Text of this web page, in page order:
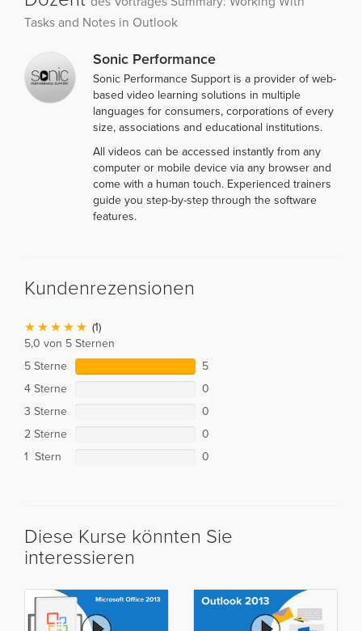
Tasks and Notes in Outlook
Sonic Performance
Sonic Performance Support is a provider of web-
based video learning solutions in multiple
languages for consumers, corporations of every
size, associations and educational institutions.
All videos can be accessed instantly from any
computer or mobile device via any browser and
come with a human touch. Experienced trainers
guide you step-by-step through the software
features.
Kundenrezensionen
(1)
5,0 von 5 Sternen
5 Sterne
5
4 Sterne
0
3 Sterne
0
2 Sterne
0
1 Stern
0
Diese Kurse könnten Sie
interessieren